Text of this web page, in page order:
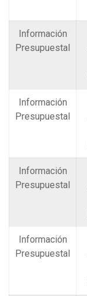
Información
Presupuestal
Información
Presupuestal
Información
Presupuestal
Información
Presupuestal